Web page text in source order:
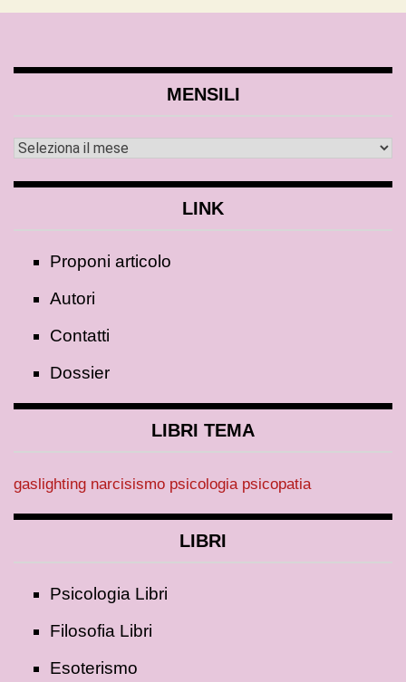
MENSILI
LINK
Proponi articolo
Autori
Contatti
Dossier
LIBRI TEMA
gaslighting narcisismo psicologia psicopatia
LIBRI
Psicologia Libri
Filosofia Libri
Esoterismo